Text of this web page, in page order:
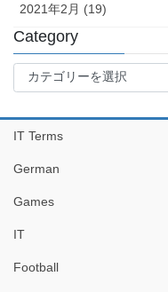
2021年2月 (19)
Category
Category
IT Terms
German
Games
IT
Football